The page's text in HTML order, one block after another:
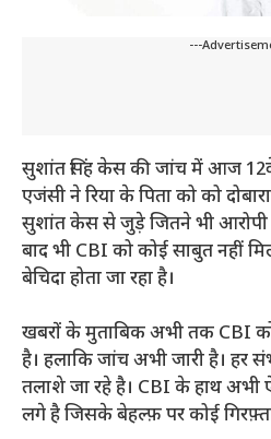
---
सुशांत सिंह केस की जांच में आज 12वे
एजंसी ने रिया के पिता को को
सुशांत केस से जुड़े जितने भी
बाद भी CBI को कोई साबुत नहीं
बेचिदा होता जा रहा है।
खबरों के मुताबिक अभी तक CBI
है। हलाकि जांच अभी जारी है।
तलाशे जा रहे है। CBI के हाथ अभी
लगे है जिसके बेहल्फ़ पर कोई